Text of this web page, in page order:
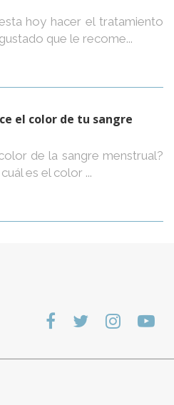
hoy hacer el tratamiento
que le recome...
el color de tu sangre
de la sangre menstrual?
es el color ...